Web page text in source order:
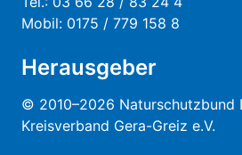
Mobil: 0175 / 779 158 8
Herausgeber
© 2010–2026 Naturschutzbund
Kreisverband Gera-Greiz e.V.